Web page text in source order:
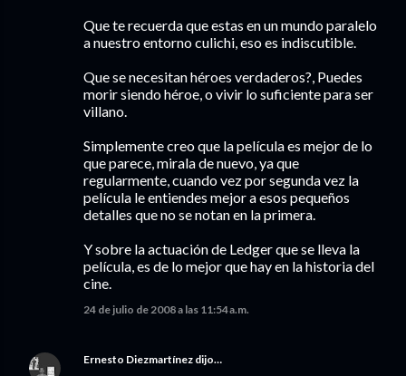
Que te recuerda que estas en un mundo paralelo
a nuestro entorno culichi, eso es indiscutible.
Que se necesitan héroes verdaderos?, Puedes
morir siendo héroe, o vivir lo suficiente para ser
villano.
Simplemente creo que la película es mejor de lo
que parece, mirala de nuevo, ya que
regularmente, cuando vez por segunda vez la
película le entiendes mejor a esos pequeños
detalles que no se notan en la primera.
Y sobre la actuación de Ledger que se lleva la
película, es de lo mejor que hay en la historia del
cine.
24 de julio de 2008 a las 11:54 a.m.
Ernesto Diezmartínez dijo…